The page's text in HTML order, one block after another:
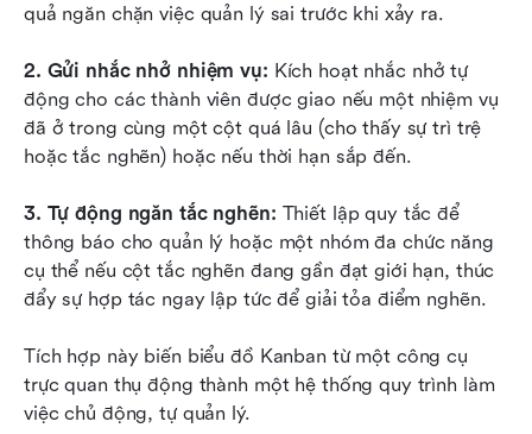
quả ngăn chặn việc quản lý sai trước khi xảy ra.
2. Gửi nhắc nhở nhiệm vụ: Kích hoạt nhắc nhở tự
động cho các thành viên được giao nếu một nhiệm vụ
đã ở trong cùng một cột quá lâu (cho thấy sự trì trệ
hoặc tắc nghẽn) hoặc nếu thời hạn sắp đến.
3. Tự động ngăn tắc nghẽn: Thiết lập quy tắc để
thông báo cho quản lý hoặc một nhóm đa chức năng
cụ thể nếu cột tắc nghẽn đang gần đạt giới hạn, thúc
đẩy sự hợp tác ngay lập tức để giải tỏa điểm nghẽn.
Tích hợp này biến biểu đồ Kanban từ một công cụ
trực quan thụ động thành một hệ thống quy trình làm
việc chủ động, tự quản lý.